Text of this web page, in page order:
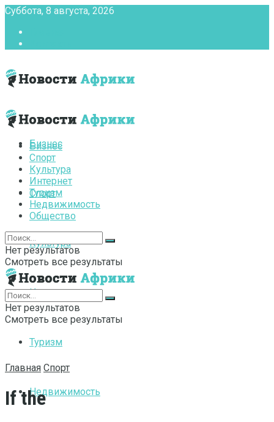
Суббота, 8 августа, 2026
Бизнес
Спорт
Культура
Интернет
Туризм
Недвижимость
Бизнес
Спорт
Культура
Интернет
Туризм
Недвижимость
Общество
Нет результатов
Смотреть все результаты
Нет результатов
Смотреть все результаты
Главная Спорт
If the